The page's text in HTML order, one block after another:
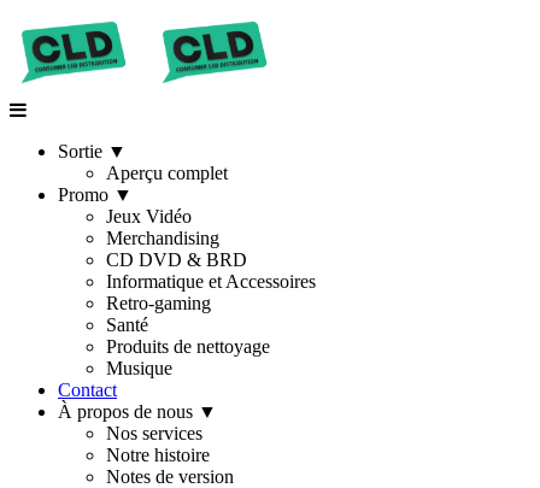
Sortie ▼
Aperçu complet
Promo ▼
Jeux Vidéo
Merchandising
CD DVD & BRD
Informatique et Accessoires
Retro-gaming
Santé
Produits de nettoyage
Musique
Contact
À propos de nous ▼
Nos services
Notre histoire
Notes de version